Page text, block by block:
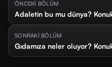
ÖNCEKİ BÖLÜM
Adaletin bu mu dünya?
SONRAKİ BÖLÜM
Gıdamıza neler oluyor?